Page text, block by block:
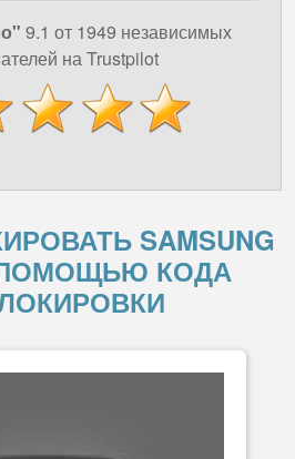
9.1 от 1949 независимых
на Trustpilot
SAMSUNG
ПОМОЩЬЮ КОДА